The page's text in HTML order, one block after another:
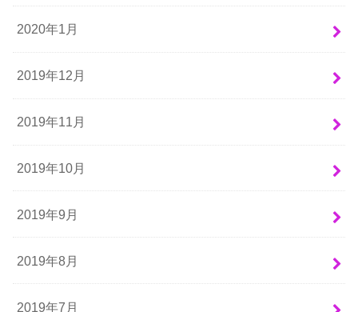
2020年1月
2019年12月
2019年11月
2019年10月
2019年9月
2019年8月
2019年7月